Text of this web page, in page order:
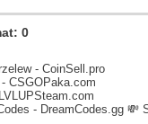
0
- CoinSell.pro
CSGOPaka.com
- DreamCodes.gg 💸